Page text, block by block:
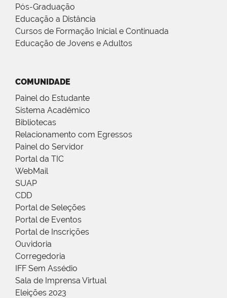
Pós-Graduação
Educação a Distância
Cursos de Formação Inicial e Continuada
Educação de Jovens e Adultos
COMUNIDADE
Painel do Estudante
Sistema Acadêmico
Bibliotecas
Relacionamento com Egressos
Painel do Servidor
Portal da TIC
WebMail
SUAP
CDD
Portal de Seleções
Portal de Eventos
Portal de Inscrições
Ouvidoria
Corregedoria
IFF Sem Assédio
Sala de Imprensa Virtual
Eleições 2023